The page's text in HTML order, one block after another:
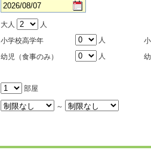
大人
人
小学校高学年
人
幼児（食事のみ）
人
部屋
～